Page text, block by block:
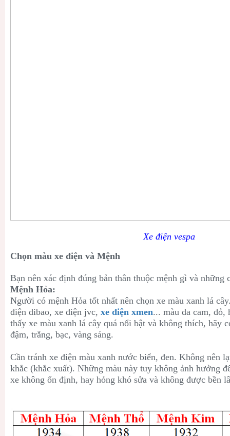
Xe điện vespa
Chọn màu xe điện và Mệnh
Bạn nên xác định đúng bản thân thuộc mệnh gì và những
Mệnh Hỏa:
Người có mệnh Hỏa tốt nhất nên chọn xe màu xanh lá
điện dibao, xe điện jvc, xe điện xmen... màu da cam, đỏ,
thấy xe màu xanh lá cây quá nổi bật và không thích, hãy
đậm, trắng, bạc, vàng sáng.
Cần tránh xe điện màu xanh nước biển, đen. Không nên
khắc (khắc xuất). Những màu này tuy không ảnh hưởng
xe không ổn định, hay hỏng khó sửa và không được bền